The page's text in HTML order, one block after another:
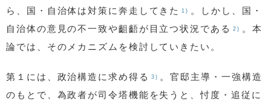
ら、国・自治体は対策に奔走してきた
1)
。しかし、国・
自治体の意見の不一致や齟齬が目立つ状況である
2)
。本
論では、そのメカニズムを検討していきたい。
第１には、政治構造に求め得る 3) 。官邸主導・一強構造
のもとで、為政者が司令塔機能を失うと、忖度・追従に